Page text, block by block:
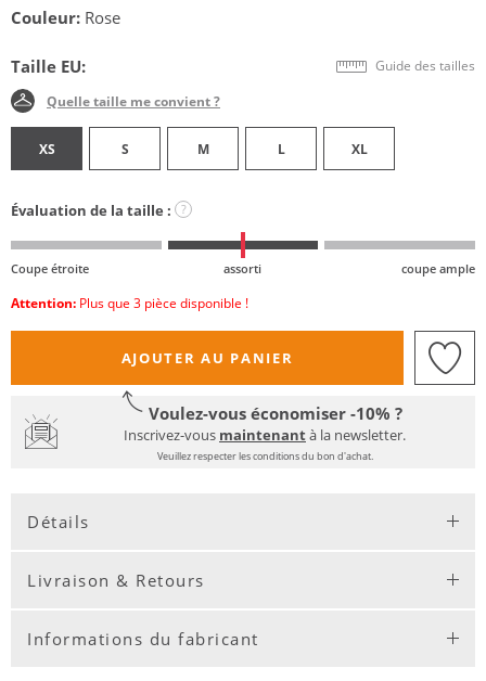
Couleur: Rose
Taille EU: Guide des tailles
Quelle taille me convient ?
XS S M L XL
Évaluation de la taille : ?
Coupe étroite assorti coupe ample
Attention: Plus que 3 pièce disponible !
AJOUTER AU PANIER
Voulez-vous économiser -10% ?
Inscrivez-vous maintenantà la newsletter.
Veuillez respecter les conditions du bon d'achat.
Détails
Livraison & Retours
Informations du fabricant